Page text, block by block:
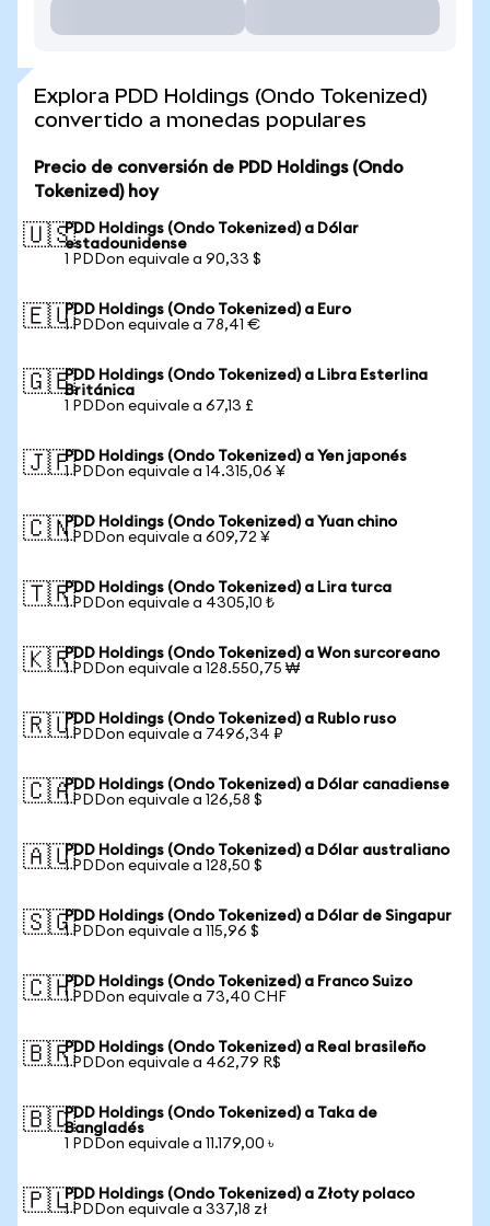
Explora PDD Holdings (Ondo Tokenized)
convertido a monedas populares
Precio de conversión de PDD Holdings (Ondo
Tokenized) hoy
🇺🇸PDD Holdings (Ondo Tokenized) a Dólar
estadounidense
1 PDDon equivale a 90,33 $
🇪🇺PDD Holdings (Ondo Tokenized) a Euro
1 PDDon equivale a 78,41 €
🇬🇧PDD Holdings (Ondo Tokenized) a Libra Esterlina
Británica
1 PDDon equivale a 67,13 £
🇯🇵PDD Holdings (Ondo Tokenized) a Yen japonés
1 PDDon equivale a 14.315,06 ¥
🇨🇳PDD Holdings (Ondo Tokenized) a Yuan chino
1 PDDon equivale a 609,72 ¥
🇹🇷PDD Holdings (Ondo Tokenized) a Lira turca
1 PDDon equivale a 4305,10 ₺
🇰🇷PDD Holdings (Ondo Tokenized) a Won surcoreano
1 PDDon equivale a 128.550,75 ₩
🇷🇺PDD Holdings (Ondo Tokenized) a Rublo ruso
1 PDDon equivale a 7496,34 ₽
🇨🇦PDD Holdings (Ondo Tokenized) a Dólar canadiense
1 PDDon equivale a 126,58 $
🇦🇺PDD Holdings (Ondo Tokenized) a Dólar australiano
1 PDDon equivale a 128,50 $
🇸🇬PDD Holdings (Ondo Tokenized) a Dólar de Singapur
1 PDDon equivale a 115,96 $
🇨🇭PDD Holdings (Ondo Tokenized) a Franco Suizo
1 PDDon equivale a 73,40 CHF
🇧🇷PDD Holdings (Ondo Tokenized) a Real brasileño
1 PDDon equivale a 462,79 R$
🇧🇩PDD Holdings (Ondo Tokenized) a Taka de
Bangladés
1 PDDon equivale a 11.179,00 ৳
🇵🇱PDD Holdings (Ondo Tokenized) a Złoty polaco
1 PDDon equivale a 337,18 zł